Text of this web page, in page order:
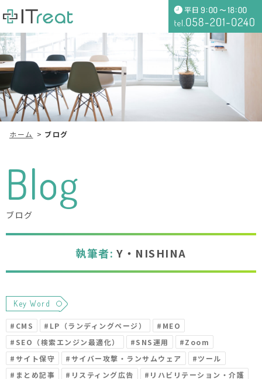
ホーム ブログ
Blog
ブログ
執筆者: Y・NISHINA
Key Word
# CMS # LP（ランディングページ） # MEO
# SEO（検索エンジン最適化） #SNS運用 #Zoom
#サイト保守 #サイバー攻撃・ランサムウェア #ツール
# まとめ記事 # リスティング広告 # リハビリテーション・介護